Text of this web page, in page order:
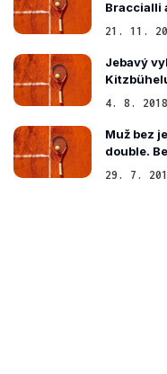
Braccialli
21. 11.
Jebavý
4. 8. 2018
Muž bez
double.
29. 7.